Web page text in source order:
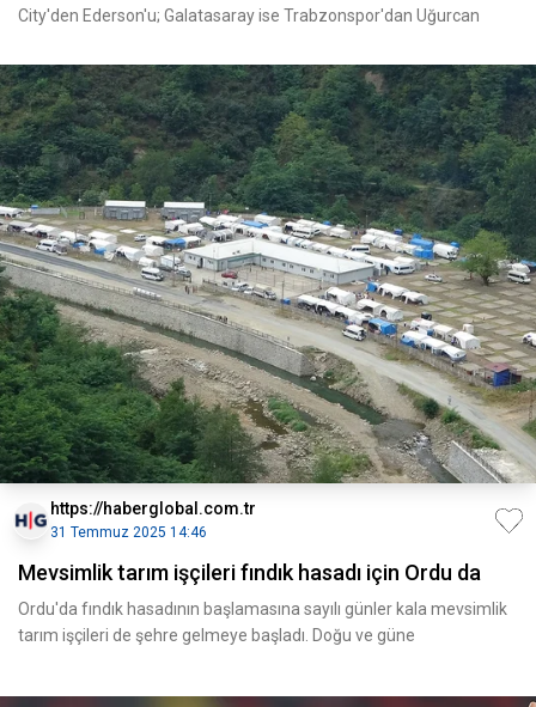
City'den Ederson'u; Galatasaray ise Trabzonspor'dan Uğurcan
https://haberglobal.com.tr
31 Temmuz 2025 14:46
Mevsimlik tarım işçileri fındık hasadı için Ordu da
Ordu'da fındık hasadının başlamasına sayılı günler kala mevsimlik
tarım işçileri de şehre gelmeye başladı. Doğu ve güne